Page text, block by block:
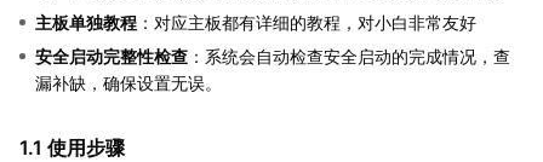
主板单独教程 ：对应主板都有详细的教程，对小白非常友好
安全启动完整性检查 ：系统会自动检查安全启动的完成情况，查
漏补缺，确保设置无误。
1.1 使用步骤